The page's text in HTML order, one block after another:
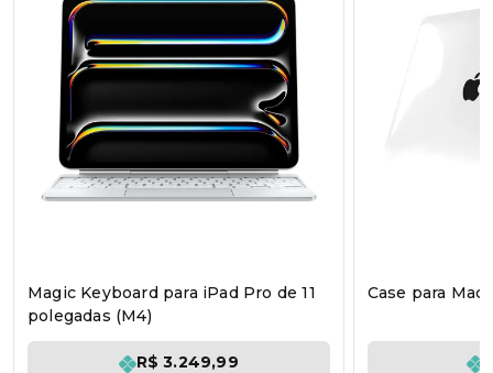
Magic Keyboard para iPad Pro de 11
polegadas (M4)
R$ 3.249,99
Case para